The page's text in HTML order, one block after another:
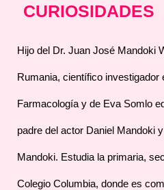
CURIOSIDADES
Hijo del Dr. Juan José Mandoki
Rumania, científico investigador
Farmacología y de Eva Somlo
padre del actor Daniel Mandoki
Mandoki. Estudia la primaria,
Colegio Columbia, donde es